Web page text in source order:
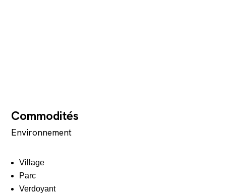
Commodités
Environnement
Village
Parc
Verdoyant